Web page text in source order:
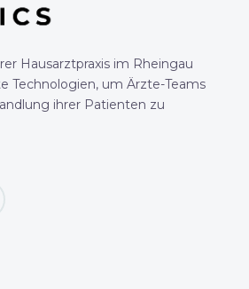
Hausarztpraxis im Rheingau
Technologien, um Ärzte-Teams
ihrer Patienten zu